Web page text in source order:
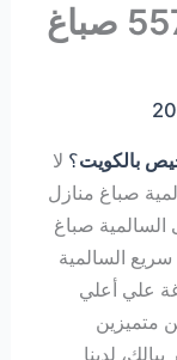
صباغ السالمية 55727470 صباغ
بالكويت؟ لا
صباغ منازل
صباغ
السالمية
علي أعلي
متميزين
لدينا